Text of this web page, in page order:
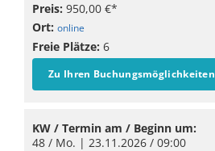
Preis: 950,00 €*
Ort: online
Freie Plätze: 6
Zu Ihren Buchungsmöglichkeiten
KW / Termin am / Beginn um:
48 / Mo. | 23.11.2026 / 09:00